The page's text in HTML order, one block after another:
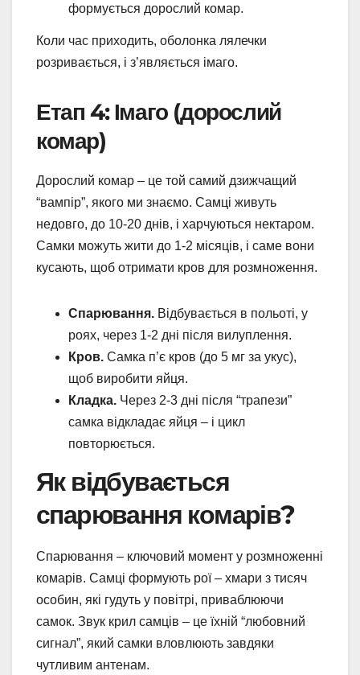
формується дорослий комар.
Коли час приходить, оболонка лялечки
розривається, і з’являється імаго.
Етап 4: Імаго (дорослий
комар)
Дорослий комар – це той самий дзижчащий
“вампір”, якого ми знаємо. Самці живуть
недовго, до 10-20 днів, і харчуються нектаром.
Самки можуть жити до 1-2 місяців, і саме вони
кусають, щоб отримати кров для розмноження.
Спарювання. Відбувається в польоті, у
роях, через 1-2 дні після вилуплення.
Кров. Самка п’є кров (до 5 мг за укус),
щоб виробити яйця.
Кладка. Через 2-3 дні після “трапези”
самка відкладає яйця – і цикл
повторюється.
Як відбувається
спарювання комарів?
Спарювання – ключовий момент у розмноженні
комарів. Самці формують рої – хмари з тисяч
особин, які гудуть у повітрі, приваблюючи
самок. Звук крил самців – це їхній “любовний
сигнал”, який самки вловлюють завдяки
чутливим антенам.